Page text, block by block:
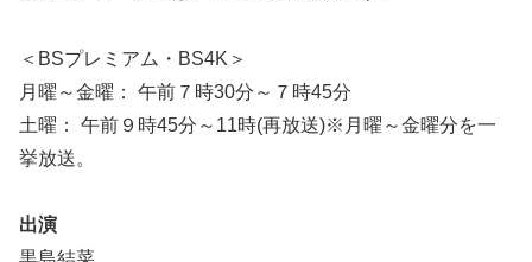
＜BSプレミアム・BS4K＞
月曜～金曜： 午前７時30分～７時45分
土曜： 午前９時45分～11時(再放送)※月曜～金曜分を一
挙放送。
出演